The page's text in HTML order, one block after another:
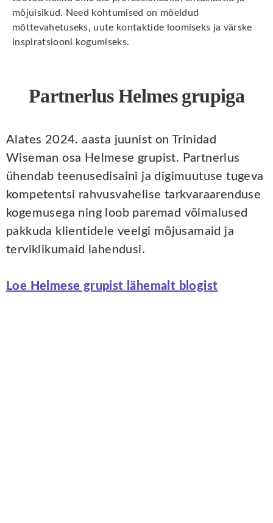
mõjuisikud. Need kohtumised on mõeldud
mõttevahetuseks, uute kontaktide loomiseks ja värske
inspiratsiooni kogumiseks.
Partnerlus Helmes grupiga
Alates 2024. aasta juunist on Trinidad
Wiseman osa Helmese grupist. Partnerlus
ühendab teenusedisaini ja digimuutuse tugeva
kompetentsi rahvusvahelise tarkvaraarenduse
kogemusega ning loob paremad võimalused
pakkuda klientidele veelgi mõjusamaid ja
terviklikumaid lahendusi.
Loe Helmese grupist lähemalt blogist